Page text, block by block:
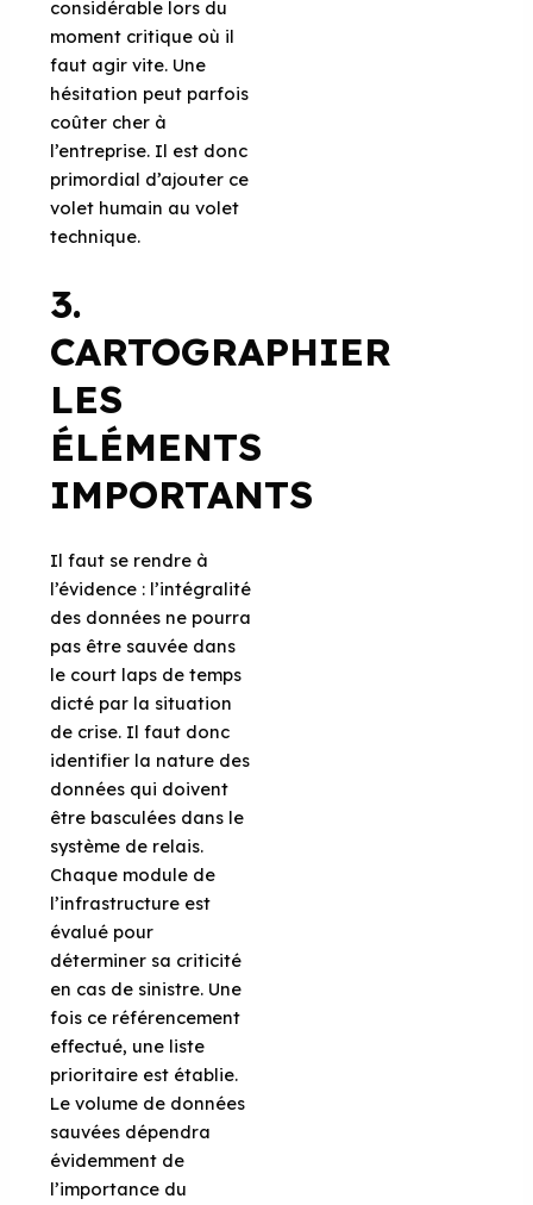
considérable lors du
moment critique où il
faut agir vite. Une
hésitation peut parfois
coûter cher à
l’entreprise. Il est donc
primordial d’ajouter ce
volet humain au volet
technique.
3.
CARTOGRAPHIER
LES
ÉLÉMENTS
IMPORTANTS
Il faut se rendre à
l’évidence : l’intégralité
des données ne pourra
pas être sauvée dans
le court laps de temps
dicté par la situation
de crise. Il faut donc
identifier la nature des
données qui doivent
être basculées dans le
système de relais.
Chaque module de
l’infrastructure est
évalué pour
déterminer sa criticité
en cas de sinistre. Une
fois ce référencement
effectué, une liste
prioritaire est établie.
Le volume de données
sauvées dépendra
évidemment de
l’importance du